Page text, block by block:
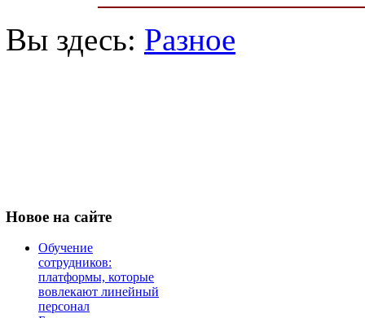
Вы здесь: Разное
Новое на сайте
Обучение
сотрудников:
платформы, которые
вовлекают линейный
персонал